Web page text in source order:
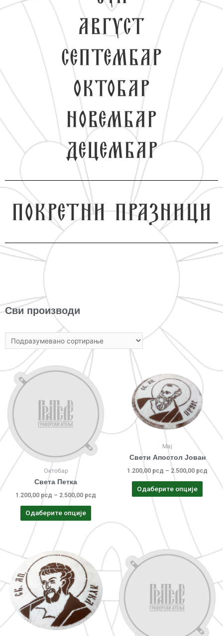
Сви производи
Октобар
Света Петка
1.200,00 рсд – 2.500,00 рсд
Одаберите опције
Мај
Свети Апостол Јован
1.200,00 рсд – 2.500,00 рсд
Одаберите опције